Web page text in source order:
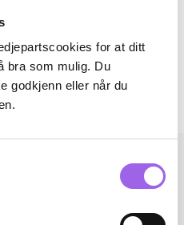
for at ditt
bra som mulig. Du
godkjenn eller når du